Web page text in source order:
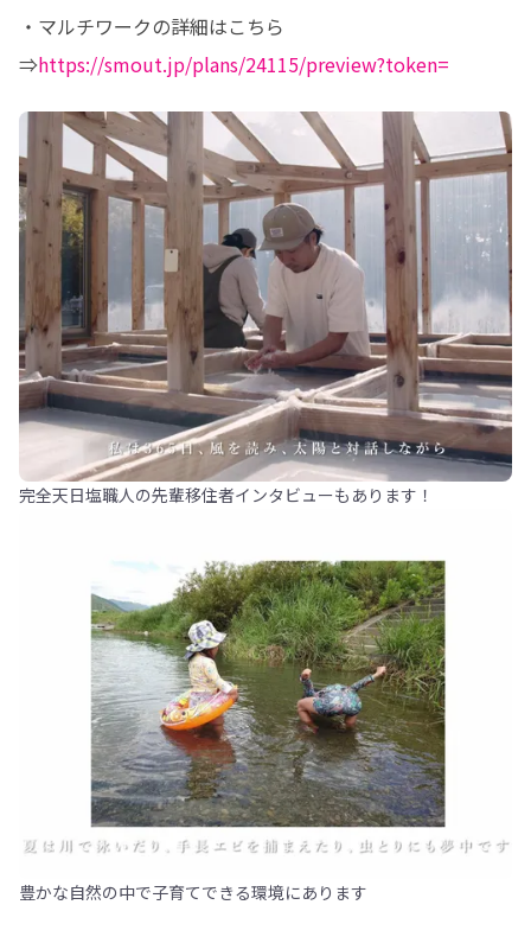
・マルチワークの詳細はこちら
⇒https://smout.jp/plans/24115/preview?token=
完全天日塩職人の先輩移住者インタビューもあります！
豊かな自然の中で子育てできる環境にあります